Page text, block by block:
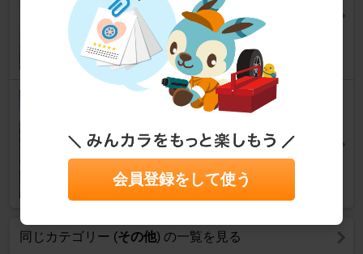
GLEクラス (クーペ)
かっつん３さん
15
【初心者向け】おすすめサーキ
越・九州編～
カーライフ
同じカテゴリー (その他) の一覧を見る
会員登録をして使う